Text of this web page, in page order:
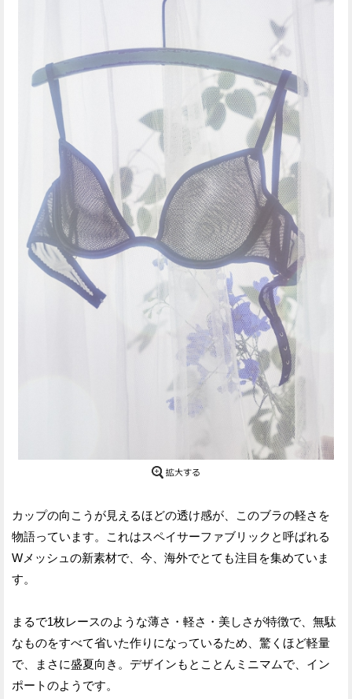
カップの向こうが見えるほどの透け感が、このブラの軽さを
物語っています。これはスペイサーファブリックと呼ばれる
Wメッシュの新素材で、今、海外でとても注目を集めていま
す。
まるで1枚レースのような薄さ・軽さ・美しさが特徴で、無駄
なものをすべて省いた作りになっているため、驚くほど軽量
で、まさに盛夏向き。デザインもとことんミニマムで、イン
ポートのようです。